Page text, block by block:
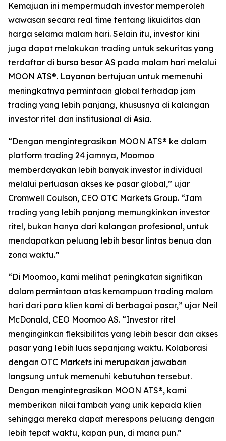
Kemajuan ini mempermudah investor memperoleh
wawasan secara real time tentang likuiditas dan
harga selama malam hari. Selain itu, investor kini
juga dapat melakukan trading untuk sekuritas yang
terdaftar di bursa besar AS pada malam hari melalui
MOON ATS®. Layanan bertujuan untuk memenuhi
meningkatnya permintaan global terhadap jam
trading yang lebih panjang, khususnya di kalangan
investor ritel dan institusional di Asia.
“Dengan mengintegrasikan MOON ATS® ke dalam
platform trading 24 jamnya, Moomoo
memberdayakan lebih banyak investor individual
melalui perluasan akses ke pasar global,” ujar
Cromwell Coulson, CEO OTC Markets Group. “Jam
trading yang lebih panjang memungkinkan investor
ritel, bukan hanya dari kalangan profesional, untuk
mendapatkan peluang lebih besar lintas benua dan
zona waktu.”
“Di Moomoo, kami melihat peningkatan signifikan
dalam permintaan atas kemampuan trading malam
hari dari para klien kami di berbagai pasar,” ujar Neil
McDonald, CEO Moomoo AS. “Investor ritel
menginginkan fleksibilitas yang lebih besar dan akses
pasar yang lebih luas sepanjang waktu. Kolaborasi
dengan OTC Markets ini merupakan jawaban
langsung untuk memenuhi kebutuhan tersebut.
Dengan mengintegrasikan MOON ATS®, kami
memberikan nilai tambah yang unik kepada klien
sehingga mereka dapat merespons peluang dengan
lebih tepat waktu, kapan pun, di mana pun.”